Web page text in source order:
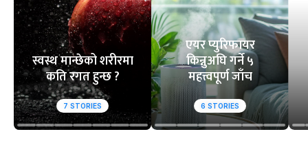
स्वस्थ मान्छेको शरीरमा
कति रगत हुन्छ ?
7 STORIES
एयर प्युरिफायर
किन्नुअघि गर्ने ५
महत्त्वपूर्ण जाँच
6 STORIES